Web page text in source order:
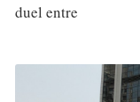
duel entre